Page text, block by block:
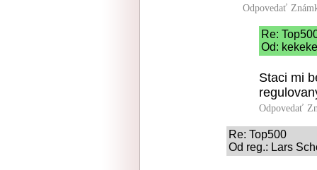
Odpovedať
Re:
Od:
Staci mi
Odpovedať
Re: Top500
Od reg.: Lars